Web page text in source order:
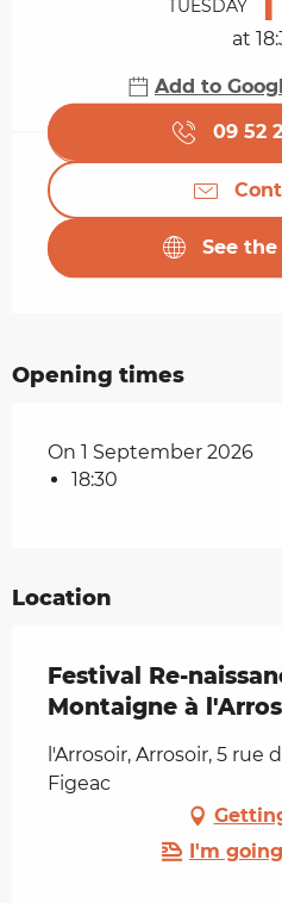
TUESDAY
at
Add to
09 52
See
Opening times
On 1 September 2026
18:30
Location
Festival Re-
Montaigne à
l'Arrosoir, Arrosoir, 5 rue
Figeac
I'm